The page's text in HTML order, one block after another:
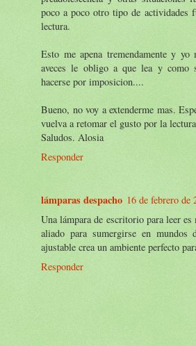
poco a poco otro tipo de actividades
lectura.
Esto me apena tremendamente y yo
aveces le obligo a que lea y como
hacerse por imposicion....
Bueno, no voy a extenderme mas.
vuelva a retomar el gusto por la
Saludos. Alosia
Responder
lámparas despacho 16 de febrero de
Una lámpara de escritorio para leer
aliado para sumergirse en
ajustable crea un ambiente perfecto
Responder